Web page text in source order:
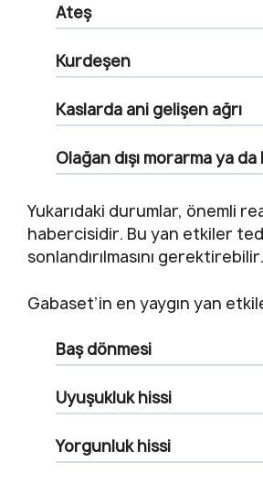
Ateş
Kurdeşen
Kaslarda ani gelişen ağrı
Olağan dışı morarma ya da
Yukarıdaki durumlar, önemli
habercisidir. Bu yan etkiler
sonlandırılmasını gerektirebilir.
Gabaset’in en yaygın yan
Baş dönmesi
Uyuşukluk hissi
Yorgunluk hissi